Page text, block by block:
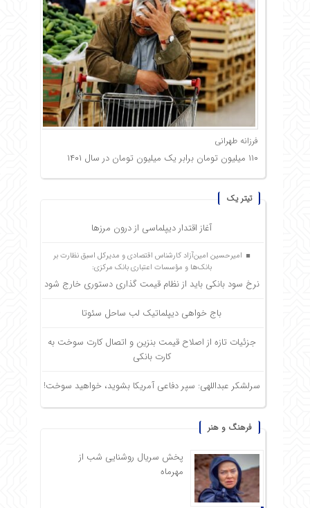
فرزانه طهرانی
۱۱۰ میلیون تومان برابر یک میلیون تومان در سال ۱۴۰۱
تیتر یک
آغاز اقتدار دیپلماسی از درون مرزها
امیرحسین امین‌آزاد کارشناس اقتصادی و مدیرکل اسبق نظارت بر
بانک‌ها و مؤسسات اعتباری بانک مرکزی:
نرخ سود بانکی باید از نظام قیمت گذاری دستوری خارج شود
باج خواهی دیپلماتیک لب ساحل سئوتا
جزئیات تازه از اصلاح قیمت بنزین و اتصال کارت سوخت به
کارت بانکی
سرلشکر عبداللهی: سپر دفاعی آمریکا بشوید، خواهید سوخت!
فرهنگ و هنر
پخش سریال روشنایی شب از
مهرماه